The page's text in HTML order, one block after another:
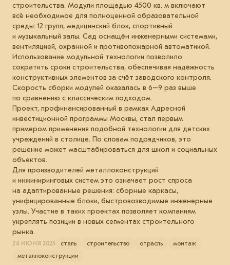
строительства. Модули площадью 4500 кв. м включают
всё необходимое для полноценной образовательной
среды: 12 групп, медицинский блок, спортивный
и музыкальный залы. Сад оснащён инженерными системами,
вентиляцией, охранной и противопожарной автоматикой.
Использование модульной технологии позволило
сократить сроки строительства, обеспечивая надёжность
конструктивных элементов за счёт заводского контроля.
Скорость сборки модулей оказалась в 6–9 раз выше
по сравнению с классическим подходом.
Проект, профинансированный в рамках Адресной
инвестиционной программы Москвы, стал первым
примером применения подобной технологии для детских
учреждений в столице. По словам подрядчиков, это
решение может масштабироваться для школ и социальных
объектов.
Для производителей металлоконструкций
и инжиниринговых систем это означает рост спроса
на адаптированные решения: сборные каркасы,
унифицированные блоки, быстровозводимые инженерные
узлы. Участие в таких проектах позволяет компаниям
укреплять позиции в новых сегментах строительного
рынка.
24 ИЮНЯ 2025 сталь строительство отрасль
монтаж
металлоконструкции